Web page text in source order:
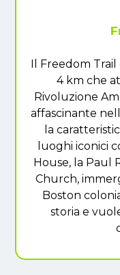
Il Freedom
4 km che
Rivoluzione
affascinante
la
luoghi iconici
House, la Paul
Church,
Boston
storia e